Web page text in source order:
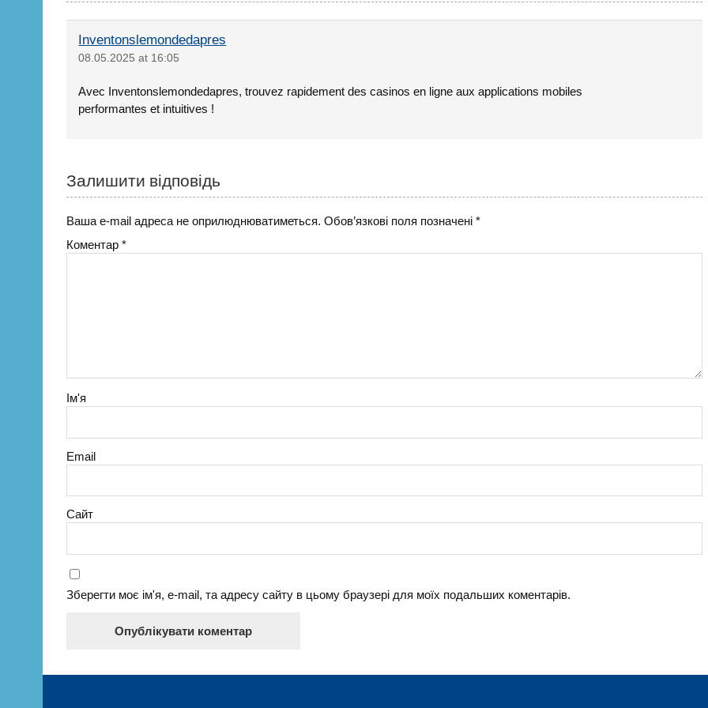
Inventonslemondedapres
08.05.2025 at 16:05
Avec Inventonslemondedapres, trouvez rapidement des casinos en ligne aux applications mobiles
performantes et intuitives !
Залишити відповідь
Ваша e-mail адреса не оприлюднюватиметься. Обов’язкові поля позначені*
Коментар*
Ім'я
Email
Сайт
Зберегти моє ім'я, e-mail, та адресу сайту в цьому браузері для моїх подальших коментарів.